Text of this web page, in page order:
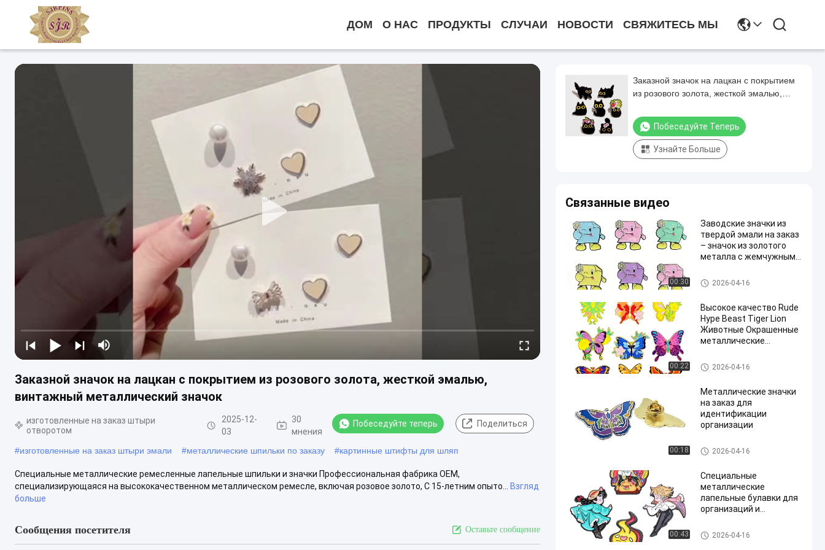
ДОМ О НАС ПРОДУКТЫ СЛУЧАИ НОВОСТИ СВЯЖИТЕСЬ МЫ
Заказной значок на лацкан с покрытием из розового золота, жесткой эмалью,
винтажный металлический значок
изготовленные на заказ штыри
отворотом
2025-12-
03
30
мнения
Побеседуйте теперь Поделиться
#изготовленные на заказ штыри эмали #металлические шпильки по заказу #картинные штифты для шляп
Специальные металлические ремесленные лапельные шпильки и значки Профессиональная фабрика OEM,
специализирующаяся на высококачественном металлическом ремесле, включая розовое золото, С 15-летним опыто...
Взгляд
больше
Сообщения посетителя Оставьте сообщение
Заказной значок на лацкан с покрытием
из розового золота, жесткой эмалью,
Побеседуйте Теперь
Узнайте Больше
Связанные видео
00:30
Заводские значки из
твердой эмали на заказ
– значок из золотого
металла с жемчужным
сувенирный значок на
лацкан
изготовленные на заказ шты
ри отворотом
2026-04-16
00:22
Высокое качество Rude
Hype Beast Tiger Lion
Животные Окрашенные
металлические
изготовленные на заказ шты
ри отворотом
2026-04-16
00:18
Металлические значки
на заказ для
идентификации
организации
изготовленные на заказ шты
ри отворотом
2026-04-16
00:43
Специальные
металлические
лапельные булавки для
организаций и
изготовленные на заказ шты
ри отворотом
2026-04-16